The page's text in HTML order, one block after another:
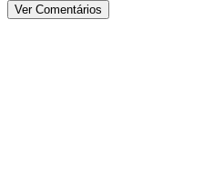
Ver Comentários